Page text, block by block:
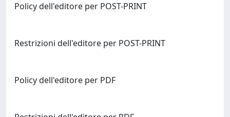
Policy dell'editore per POST-PRINT
Restrizioni dell'editore per POST-PRINT
Policy dell'editore per PDF